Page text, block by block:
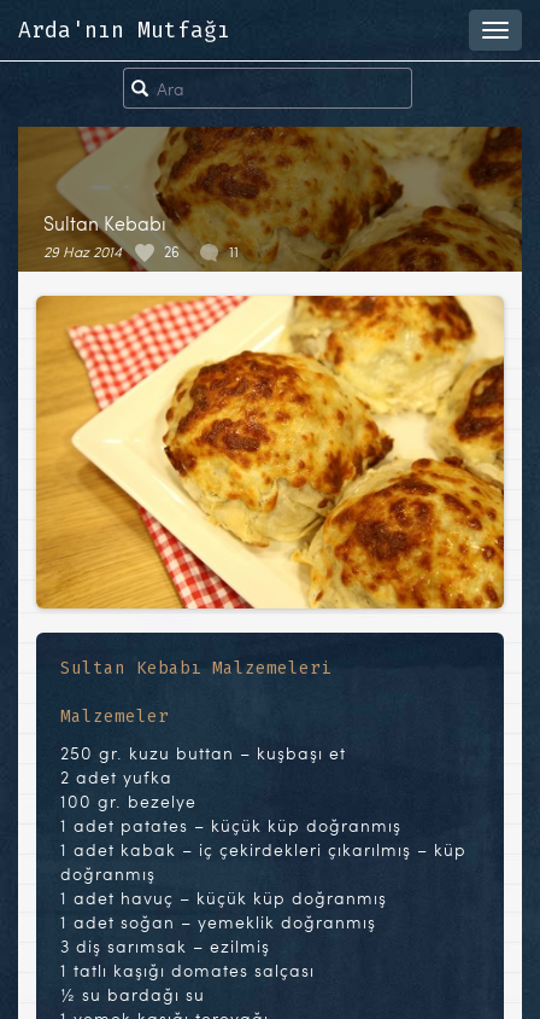
Arda'nın Mutfağı
Sultan Kebabı
29 Haz 2014 26 11
Sultan Kebabı Malzemeleri
Malzemeler
250 gr. kuzu buttan – kuşbaşı et
2 adet yufka
100 gr. bezelye
1 adet patates – küçük küp doğranmış
1 adet kabak – iç çekirdekleri çıkarılmış – küp
doğranmış
1 adet havuç – küçük küp doğranmış
1 adet soğan – yemeklik doğranmış
3 diş sarımsak – ezilmiş
1 tatlı kaşığı domates salçası
½ su bardağı su